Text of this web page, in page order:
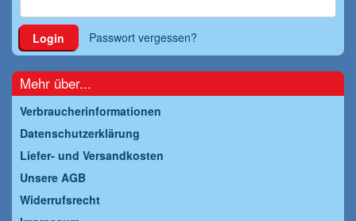
Login Passwort vergessen?
Mehr über...
Verbraucherinformationen
Datenschutzerklärung
Liefer- und Versandkosten
Unsere AGB
Widerrufsrecht